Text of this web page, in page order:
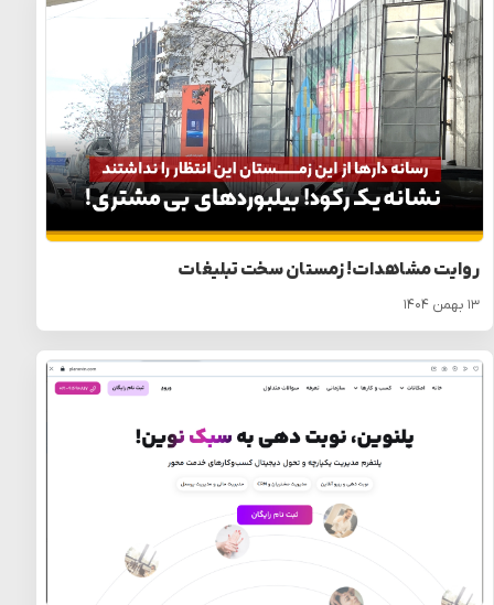
روایت مشاهدات! زمستان سخت تبلیغات
۱۳ بهمن ۱۴۰۴